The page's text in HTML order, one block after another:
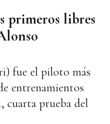
primeros libres
fue el piloto más
entrenamientos
cuarta prueba del